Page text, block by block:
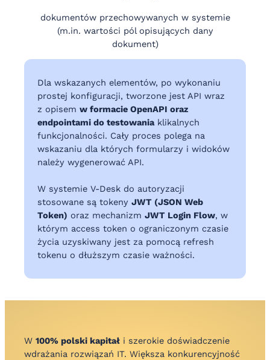
dokumentów przechowywanych w systemie
(m.in. wartości pól opisujących dany
dokument)
Dla wskazanych elementów, po wykonaniu
prostej konfiguracji, tworzone jest API wraz
z opisemw formacie OpenAPI oraz
endpointami do testowaniaklikalnych
funkcjonalności. Cały proces polega na
wskazaniu dla których formularzy i widoków
należy wygenerować API.
W systemie V-Desk do autoryzacji
stosowane są tokenyJWT (JSON Web
Token) oraz mechanizmJWT Login Flow, w
którym access token o ograniczonym czasie
życia uzyskiwany jest za pomocą refresh
tokenu o dłuższym czasie ważności.
W 100% polski kapitał i szerokie doświadczenie
wdrażania rozwiązań IT. Większa konkurencyjność